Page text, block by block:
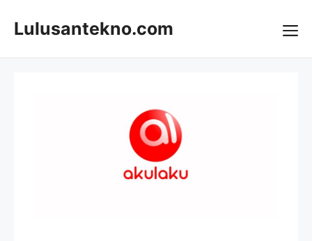
Lulusantekno.com